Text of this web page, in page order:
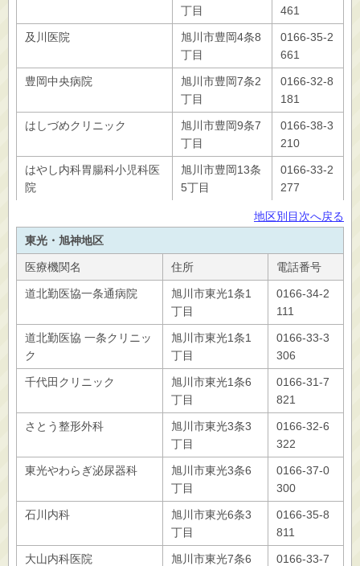
丁目
461
及川医院
旭川市豊岡4条8
丁目
0166-35-2
661
豊岡中央病院
旭川市豊岡7条2
丁目
0166-32-8
181
はしづめクリニック
旭川市豊岡9条7
丁目
0166-38-3
210
はやし内科胃腸科小児科医
院
旭川市豊岡13条
5丁目
0166-33-2
277
地区別目次へ戻る
東光・旭神地区
医療機関名 住所 電話番号
道北勤医協一条通病院
旭川市東光1条1
丁目
0166-34-2
111
道北勤医協 一条クリニッ
ク
旭川市東光1条1
丁目
0166-33-3
306
千代田クリニック
旭川市東光1条6
丁目
0166-31-7
821
さとう整形外科
旭川市東光3条3
丁目
0166-32-6
322
東光やわらぎ泌尿器科
旭川市東光3条6
丁目
0166-37-0
300
石川内科
旭川市東光6条3
丁目
0166-35-8
811
大山内科医院
旭川市東光7条6
0166-33-7